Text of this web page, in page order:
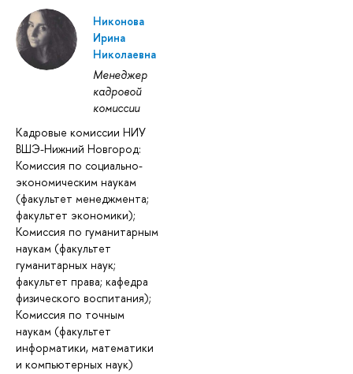
Никонова
Ирина
Николаевна
Менеджер
кадровой
комиссии
Кадровые комиссии НИУ
ВШЭ-Нижний Новгород:
Комиссия по социально-
экономическим наукам
(факультет менеджмента;
факультет экономики);
Комиссия по гуманитарным
наукам (факультет
гуманитарных наук;
факультет права; кафедра
физического воспитания);
Комиссия по точным
наукам (факультет
информатики, математики
и компьютерных наук)